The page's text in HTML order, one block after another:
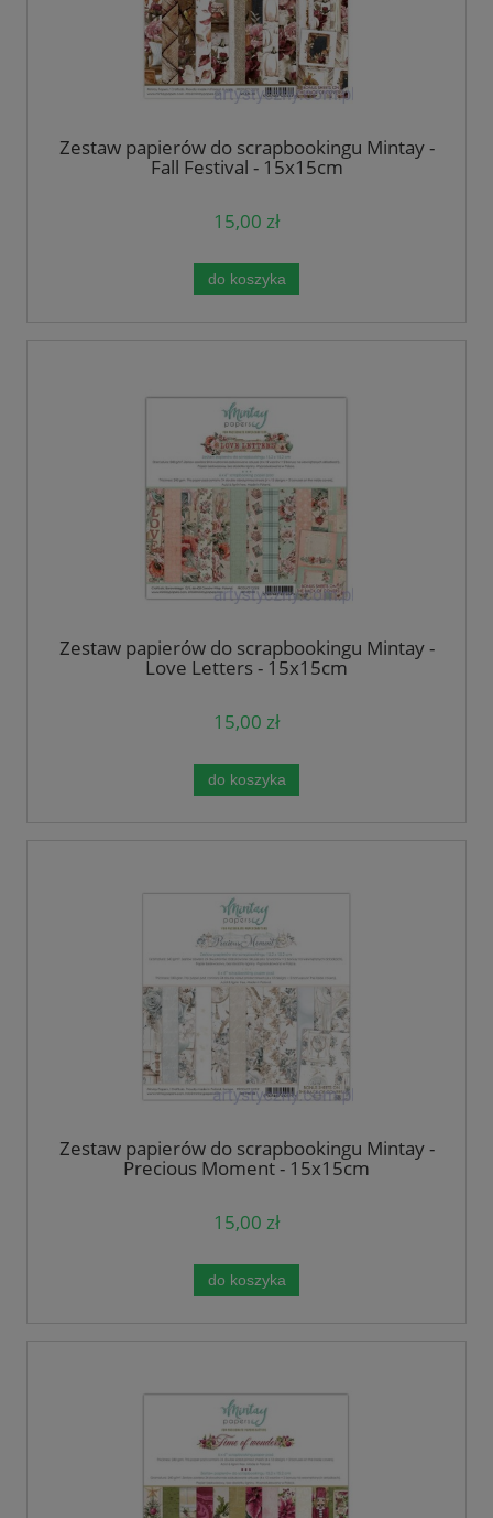
Zestaw papierów do scrapbookingu Mintay -
Fall Festival - 15x15cm
15,00 zł
do koszyka
Zestaw papierów do scrapbookingu Mintay -
Love Letters - 15x15cm
15,00 zł
do koszyka
Zestaw papierów do scrapbookingu Mintay -
Precious Moment - 15x15cm
15,00 zł
do koszyka